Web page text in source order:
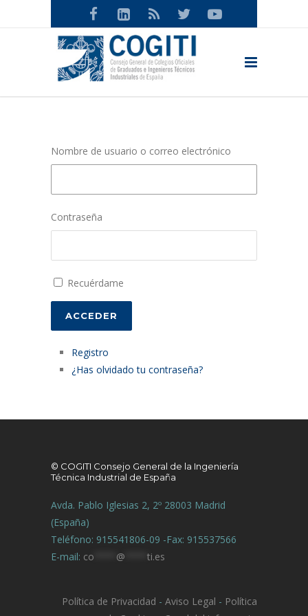
Nombre de usuario o correo electrónico
Contraseña
Recuérdame
ACCEDER
Registro
¿Has olvidado tu contraseña?
© COGITI Consejo General de la Ingeniería
Técnica Industrial de España
Avda. Pablo Iglesias 2, 2º 28003 Madrid
(España)
Teléfono: 915541806-09 -Fax: 915537566
E-mail: co @ ti.es
Política de Privacidad - Aviso Legal - Política